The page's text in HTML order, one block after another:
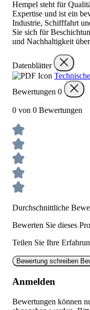
Hempel steht für
Expertise und ist ein
Industrie, Schifffahrt
Sie sich für
und Nachhaltigkeit
Datenblätter
Bewertungen 0
0 von 0 Bewertungen
Durchschnittliche
Bewerten Sie dieses
Teilen Sie Ihre
Bewertung schreiben
Anmelden
Bewertungen können